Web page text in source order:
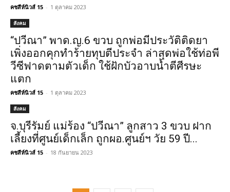
คชสีห์นิวส์ 15 - 1 ตุลาคม 2023
สังคม
“ปวีณา” พาด.ญ.6 ขวบ ถูกพ่อมีประวัติติดยา
เพิ่งออกคุกทำร้ายทุบตีประจำ ล่าสุดพ่อใช้ท่อพี
วีซีฟาดตามตัวเด็ก ใช้ฝักบัวอาบน้ำตีศีรษะ
แตก
คชสีห์นิวส์ 15 - 1 ตุลาคม 2023
สังคม
จ.บุรีรัมย์ แม่ร้อง “ปวีณา” ลูกสาว 3 ขวบ ฝาก
เลี้ยงที่ศูนย์เด็กเล็ก ถูกผอ.ศูนย์ฯ วัย 59 ปี...
คชสีห์นิวส์ 15 - 18 กันยายน 2023